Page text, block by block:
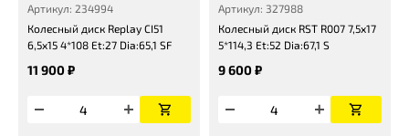
Артикул: 234994
Колесный диск Replay CI51
6,5x15 4*108 Et:27 Dia:65,1 SF
11 900 ₽
Артикул: 327988
Колесный диск RST R007 7,5x17
5*114,3 Et:52 Dia:67,1 S
9 600 ₽